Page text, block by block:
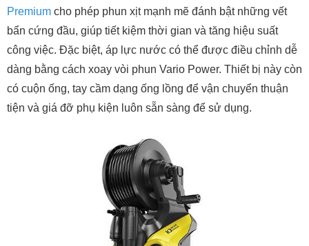
Premium cho phép phun xịt mạnh mẽ đánh bật những vết
bẩn cứng đầu, giúp tiết kiệm thời gian và tăng hiệu suất
công việc. Đặc biệt, áp lực nước có thể được điều chỉnh dễ
dàng bằng cách xoay vòi phun Vario Power. Thiết bị này còn
có cuộn ống, tay cầm dạng ống lồng để vận chuyển thuận
tiện và giá đỡ phụ kiện luôn sẵn sàng để sử dụng.